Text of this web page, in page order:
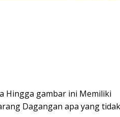
Hingga gambar ini Memiliki
Dagangan apa yang tidak